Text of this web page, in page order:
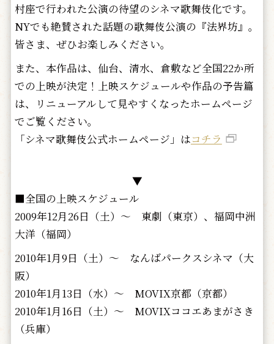
村座で行われた公演の待望のシネマ歌舞伎化です。
NYでも絶賛された話題の歌舞伎公演の『法界坊』。
皆さま、ぜひお楽しみください。
また、本作品は、仙台、清水、倉敷など全国22か所
での上映が決定！上映スケジュールや作品の予告篇
は、リニューアルして見やすくなったホームページ
でご覧ください。
「シネマ歌舞伎公式ホームページ」はコチラ
▼
■全国の上映スケジュール
2009年12月26日（土）～ 東劇（東京）、福岡中洲
大洋（福岡）
2010年1月9日（土）～ なんばパークスシネマ（大
阪）
2010年1月13日（水）～ MOVIX京都（京都）
2010年1月16日（土）～ MOVIXココエあまがさき
（兵庫）